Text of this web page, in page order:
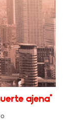
ajena"